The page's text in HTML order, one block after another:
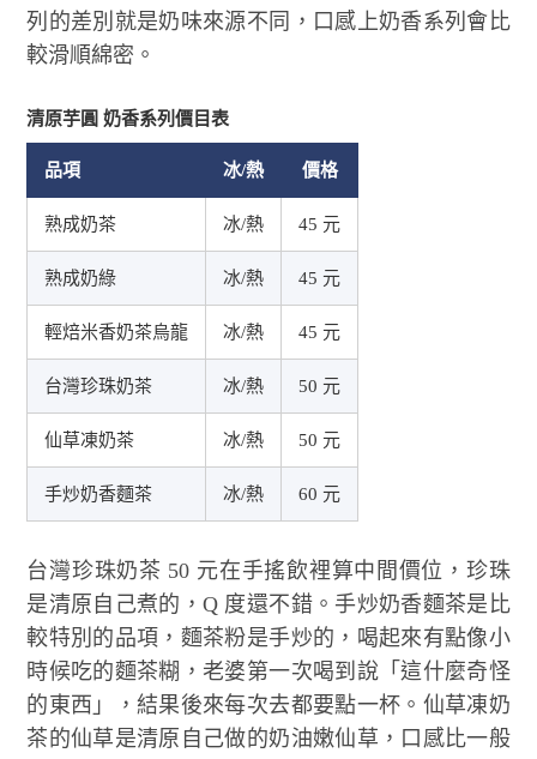
列的差別就是奶味來源不同，口感上奶香系列會比
較滑順綿密。
清原芋圓 奶香系列價目表
品項 冰/熱 價格
熟成奶茶 冰/熱 45 元
熟成奶綠 冰/熱 45 元
輕焙米香奶茶烏龍 冰/熱 45 元
台灣珍珠奶茶 冰/熱 50 元
仙草凍奶茶 冰/熱 50 元
手炒奶香麵茶 冰/熱 60 元
台灣珍珠奶茶 50 元在手搖飲裡算中間價位，珍珠
是清原自己煮的，Q 度還不錯。手炒奶香麵茶是比
較特別的品項，麵茶粉是手炒的，喝起來有點像小
時候吃的麵茶糊，老婆第一次喝到說「這什麼奇怪
的東西」，結果後來每次去都要點一杯。仙草凍奶
茶的仙草是清原自己做的奶油嫩仙草，口感比一般